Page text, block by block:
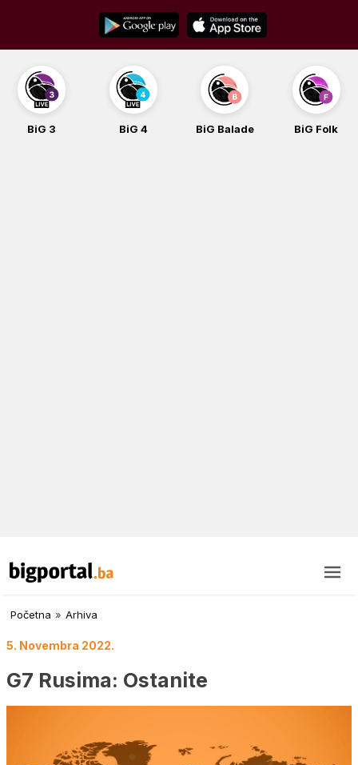
content
BiG 3 BiG 4 BiG Balade BiG Folk
Početna » Arhiva
5. Novembra 2022.
G7 Rusima: Ostanite